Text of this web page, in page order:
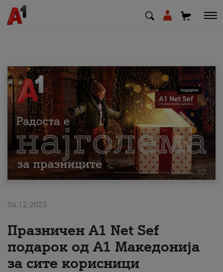
МК EN SQ
Приватни Деловни
Поддршка
Надополни кредит
За нас
#ПодобарОнлајн
04.12.2025
Празничен A1 Net Sеf
подарок од А1 Македонија
за сите корисници